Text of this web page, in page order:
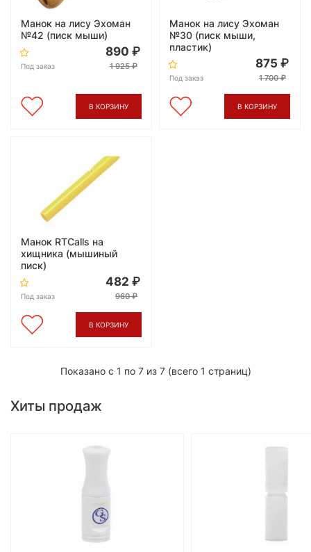
Манок на лису Эхоман
№42 (писк мыши)
Под заказ
890
1 925
В КОРЗИНУ
Манок на лису Эхоман
№30 (писк мыши,
пластик)
Под заказ
875
1 700
В КОРЗИНУ
Манок RTCalls на
хищника (мышиный
писк)
Под заказ
482
960
В КОРЗИНУ
Показано с 1 по 7 из 7 (всего 1 страниц)
Хиты продаж